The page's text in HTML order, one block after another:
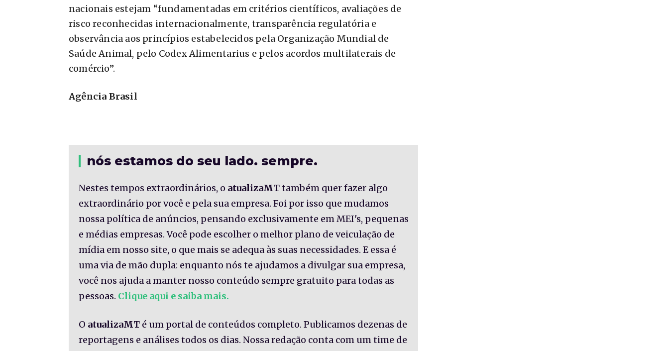
nacionais estejam “fundamentadas em critérios científicos, avaliações de
risco reconhecidas internacionalmente, transparência regulatória e
observância aos princípios estabelecidos pela Organização Mundial de
Saúde Animal, pelo Codex Alimentarius e pelos acordos multilaterais de
comércio”.
Agência Brasil
nós estamos do seu lado. sempre.
Nestes tempos extraordinários, o atualizaMTtambém quer fazer algo
extraordinário por você e pela sua empresa. Foi por isso que mudamos
nossa política de anúncios, pensando exclusivamente em MEI's, pequenas
e médias empresas. Você pode escolher o melhor plano de veiculação de
mídia em nosso site, o que mais se adequa às suas necessidades. E essa é
uma via de mão dupla: enquanto nós te ajudamos a divulgar sua empresa,
você nos ajuda a manter nosso conteúdo sempre gratuito para todas as
pessoas. Clique aqui e saiba mais.
O atualizaMT é um portal de conteúdos completo. Publicamos dezenas de
reportagens e análises todos os dias. Nossa redação conta com um time de